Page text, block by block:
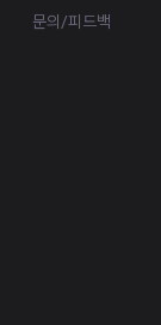
문의/피드백